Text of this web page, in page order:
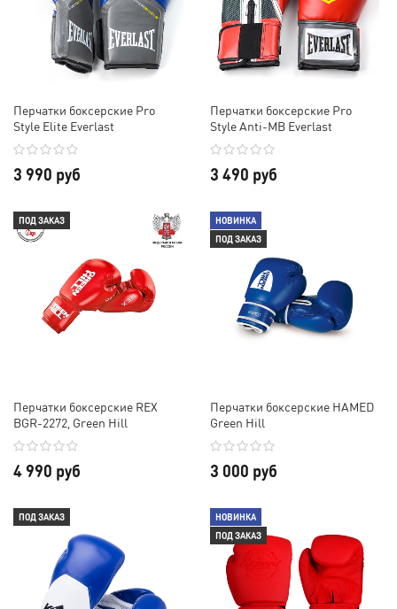
Перчатки боксерские Pro
Style Elite Everlast
3 990 руб
Перчатки боксерские Pro
Style Anti-MB Everlast
3 490 руб
ПОД ЗАКАЗ
Перчатки боксерские REX
BGR-2272, Green Hill
4 990 руб
НОВИНКА
ПОД ЗАКАЗ
Перчатки боксерские HAMED
Green Hill
3 000 руб
ПОД ЗАКАЗ
НОВИНКА
ПОД ЗАКАЗ